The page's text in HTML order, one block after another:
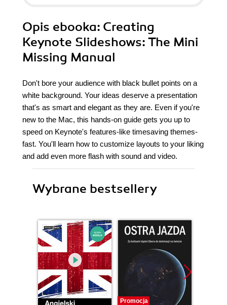
Opis ebooka: Creating
Keynote Slideshows: The Mini
Missing Manual
Don't bore your audience with black bullet points on a
white background. Your ideas deserve a presentation
that's as smart and elegant as they are. Even if you're
new to the Mac, this hands-on guide gets you up to
speed on Keynote's features-like timesaving themes-
fast. You'll learn how to customize layouts to your liking
and add even more flash with sound and video.
Wybrane bestsellery
Promocja